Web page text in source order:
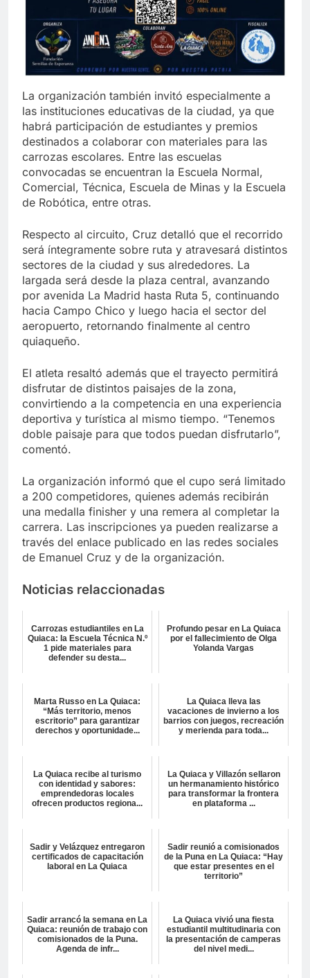
La organización también invitó especialmente a
las instituciones educativas de la ciudad, ya que
habrá participación de estudiantes y premios
destinados a colaborar con materiales para las
carrozas escolares. Entre las escuelas
convocadas se encuentran la Escuela Normal,
Comercial, Técnica, Escuela de Minas y la Escuela
de Robótica, entre otras.
Respecto al circuito, Cruz detalló que el recorrido
será íntegramente sobre ruta y atravesará distintos
sectores de la ciudad y sus alrededores. La
largada será desde la plaza central, avanzando
por avenida La Madrid hasta Ruta 5, continuando
hacia Campo Chico y luego hacia el sector del
aeropuerto, retornando finalmente al centro
quiaqueño.
El atleta resaltó además que el trayecto permitirá
disfrutar de distintos paisajes de la zona,
convirtiendo a la competencia en una experiencia
deportiva y turística al mismo tiempo. “Tenemos
doble paisaje para que todos puedan disfrutarlo”,
comentó.
La organización informó que el cupo será limitado
a 200 competidores, quienes además recibirán
una medalla finisher y una remera al completar la
carrera. Las inscripciones ya pueden realizarse a
través del enlace publicado en las redes sociales
de Emanuel Cruz y de la organización.
Noticias relaccionadas
Carrozas estudiantiles en La
Quiaca: la Escuela Técnica N.º
1 pide materiales para
defender su desta...
Profundo pesar en La Quiaca
por el fallecimiento de Olga
Yolanda Vargas
Marta Russo en La Quiaca:
“Más territorio, menos
escritorio” para garantizar
derechos y oportunidade...
La Quiaca lleva las
vacaciones de invierno a los
barrios con juegos, recreación
y merienda para toda...
La Quiaca recibe al turismo
con identidad y sabores:
emprendedoras locales
ofrecen productos regiona...
La Quiaca y Villazón sellaron
un hermanamiento histórico
para transformar la frontera
en plataforma ...
Sadir y Velázquez entregaron
certificados de capacitación
laboral en La Quiaca
Sadir reunió a comisionados
de la Puna en La Quiaca: “Hay
que estar presentes en el
territorio”
Sadir arrancó la semana en La
Quiaca: reunión de trabajo con
comisionados de la Puna.
Agenda de infr...
La Quiaca vivió una fiesta
estudiantil multitudinaria con
la presentación de camperas
del nivel medi...